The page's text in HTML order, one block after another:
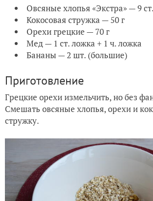
Овсяные хлопья «Экстра» — 9
Кокосовая стружка — 50 г
Орехи грецкие — 70 г
Мед — 1 ст. ложка + 1 ч. ложка
Бананы — 2 шт. (большие)
Приготовление
Грецкие орехи измельчить, но без
Смешать овсяные хлопья, орехи и
стружку.